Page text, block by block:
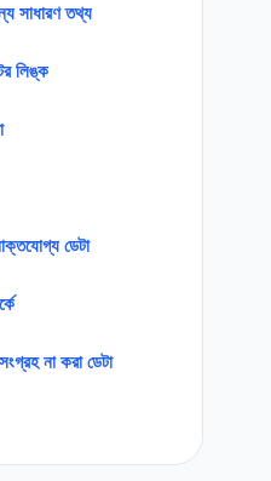
সাধারণ তথ্য
লিঙ্ক
ডেটা
না করা ডেটা